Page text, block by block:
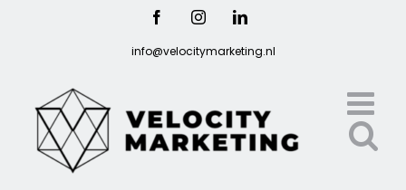
FacebookInstagramLinkedIn
info@velocitymarketing.nl